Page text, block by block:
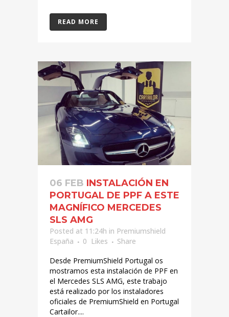
READ MORE
06 FEB INSTALACIÓN EN
PORTUGAL DE PPF A ESTE
MAGNÍFICO MERCEDES
SLS AMG
Posted at 11:24h in Premiumshield
España
0 Likes
Share
Desde PremiumShield Portugal os
mostramos esta instalación de PPF en
el Mercedes SLS AMG, este trabajo
está realizado por los instaladores
oficiales de PremiumShield en Portugal
Cartailor....